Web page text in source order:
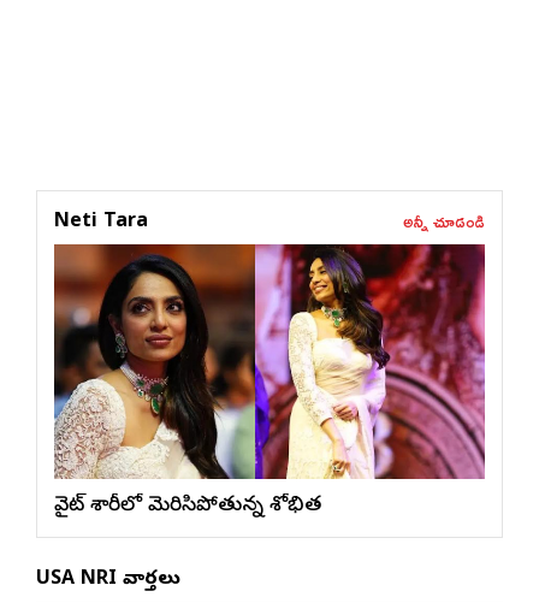
Neti Tara అన్నీ చూడండి
వైట్ శారీలో మెరిసిపోతున్న శోభిత
USA NRI వార్తలు